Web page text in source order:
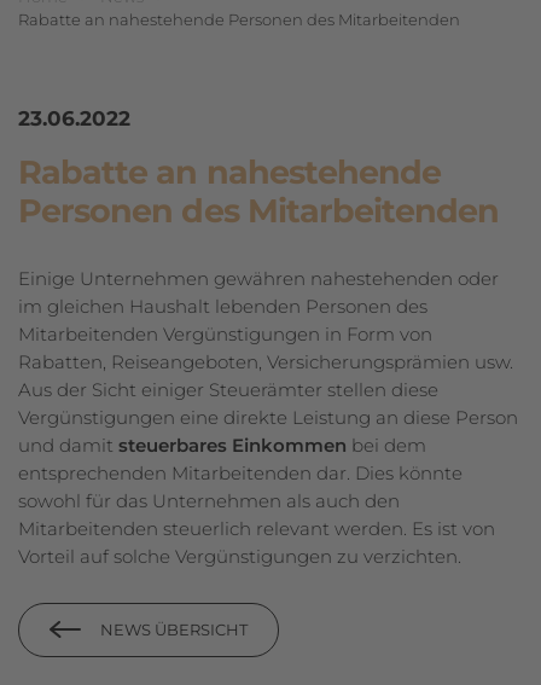
Rabatte an nahestehende Personen des Mitarbeitenden
23.06.2022
Rabatte an nahestehende
Personen des Mitarbeitenden
Einige Unternehmen gewähren nahestehenden oder
im gleichen Haushalt lebenden Personen des
Mitarbeitenden Vergünstigungen in Form von
Rabatten, Reiseangeboten, Versicherungsprämien usw.
Aus der Sicht einiger Steuerämter stellen diese
Vergünstigungen eine direkte Leistung an diese Person
und damit steuerbares Einkommen bei dem
entsprechenden Mitarbeitenden dar. Dies könnte
sowohl für das Unternehmen als auch den
Mitarbeitenden steuerlich relevant werden. Es ist von
Vorteil auf solche Vergünstigungen zu verzichten.
NEWS ÜBERSICHT